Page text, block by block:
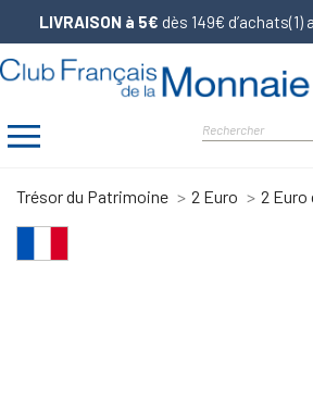
LIVRAISON à 5€ dès 149€ d’achats(1)
Trésor du Patrimoine 2 Euro 2